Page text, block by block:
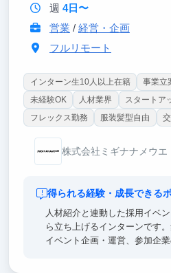
週 4日〜
営業 / 経営・企画
フルリモート
インターン生10人以上在籍 事業立
未経験OK
人材業界 スタートア
フレックス勤務
服装髪型自由
株式会社ミギナナメウエ
得られる経験・成長できる
人材紹介と連動した採用イベ
ら立ち上げるインターンです
イベント企画・運営、参加企